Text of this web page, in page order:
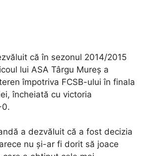
că în sezonul 2014/2015
lui ASA Târgu Mureș a
împotriva FCSB-ului în finala
încheiată cu victoria
0.
a dezvăluit că a fost decizia
nu și-ar fi dorit să joace